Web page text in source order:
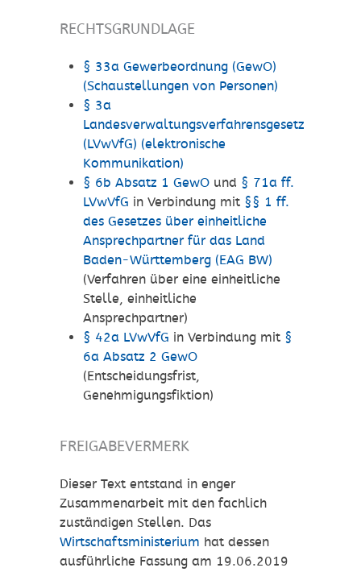
RECHTSGRUNDLAGE
§ 33a Gewerbeordnung (GewO)
(Schaustellungen von Personen)
§ 3a
Landesverwaltungsverfahrensgesetz
(LVwVfG) (elektronische
Kommunikation)
§ 6b Absatz 1 GewOund § 71a ff.
LVwVfG in Verbindung mit §§ 1 ff.
des Gesetzes über einheitliche
Ansprechpartner für das Land
Baden-Württemberg (EAG BW)
(Verfahren über eine einheitliche
Stelle, einheitliche
Ansprechpartner)
§ 42a LVwVfG in Verbindung mit §
6a Absatz 2 GewO
(Entscheidungsfrist,
Genehmigungsfiktion)
FREIGABEVERMERK
Dieser Text entstand in enger
Zusammenarbeit mit den fachlich
zuständigen Stellen. Das
Wirtschaftsministerium hat dessen
ausführliche Fassung am 19.06.2019